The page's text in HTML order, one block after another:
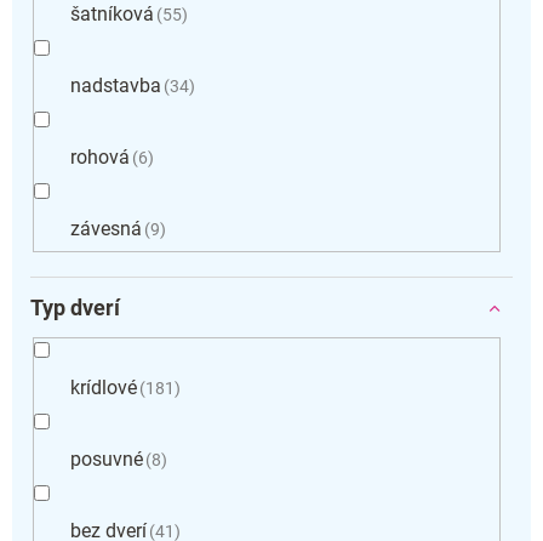
šatníková 55
nadstavba 34
rohová 6
závesná 9
Typ dverí
krídlové 181
posuvné 8
bez dverí 41